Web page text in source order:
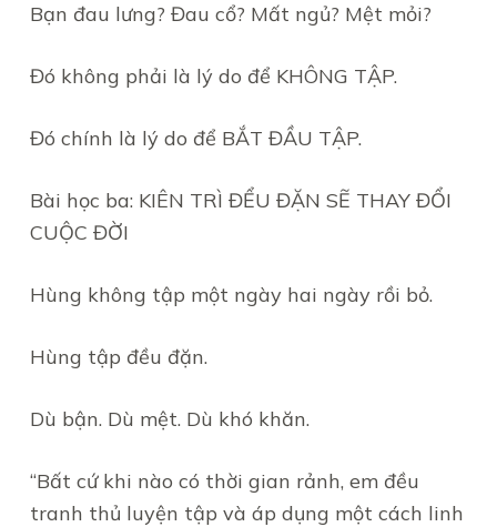
Bạn đau lưng? Đau cổ? Mất ngủ? Mệt mỏi?
Đó không phải là lý do để KHÔNG TẬP.
Đó chính là lý do để BẮT ĐẦU TẬP.
Bài học ba: KIÊN TRÌ ĐỂU ĐẶN SẼ THAY ĐỔI
CUỘC ĐỜI
Hùng không tập một ngày hai ngày rồi bỏ.
Hùng tập đều đặn.
Dù bận. Dù mệt. Dù khó khăn.
“Bất cứ khi nào có thời gian rảnh, em đều
tranh thủ luyện tập và áp dụng một cách linh